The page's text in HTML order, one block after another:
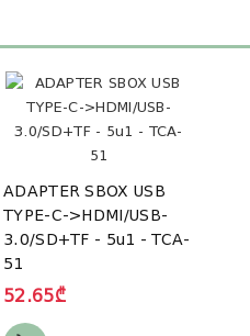
ADAPTER SBOX USB
TYPE-C->HDMI/USB-
3.0/SD+TF - 5u1 - TCA-
51
52.65₾